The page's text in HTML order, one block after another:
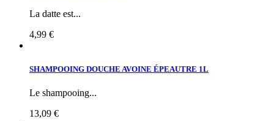
La datte est...
4,99 €
SHAMPOOING DOUCHE AVOINE ÉPEAUTRE 1L
Le shampooing...
13,09 €